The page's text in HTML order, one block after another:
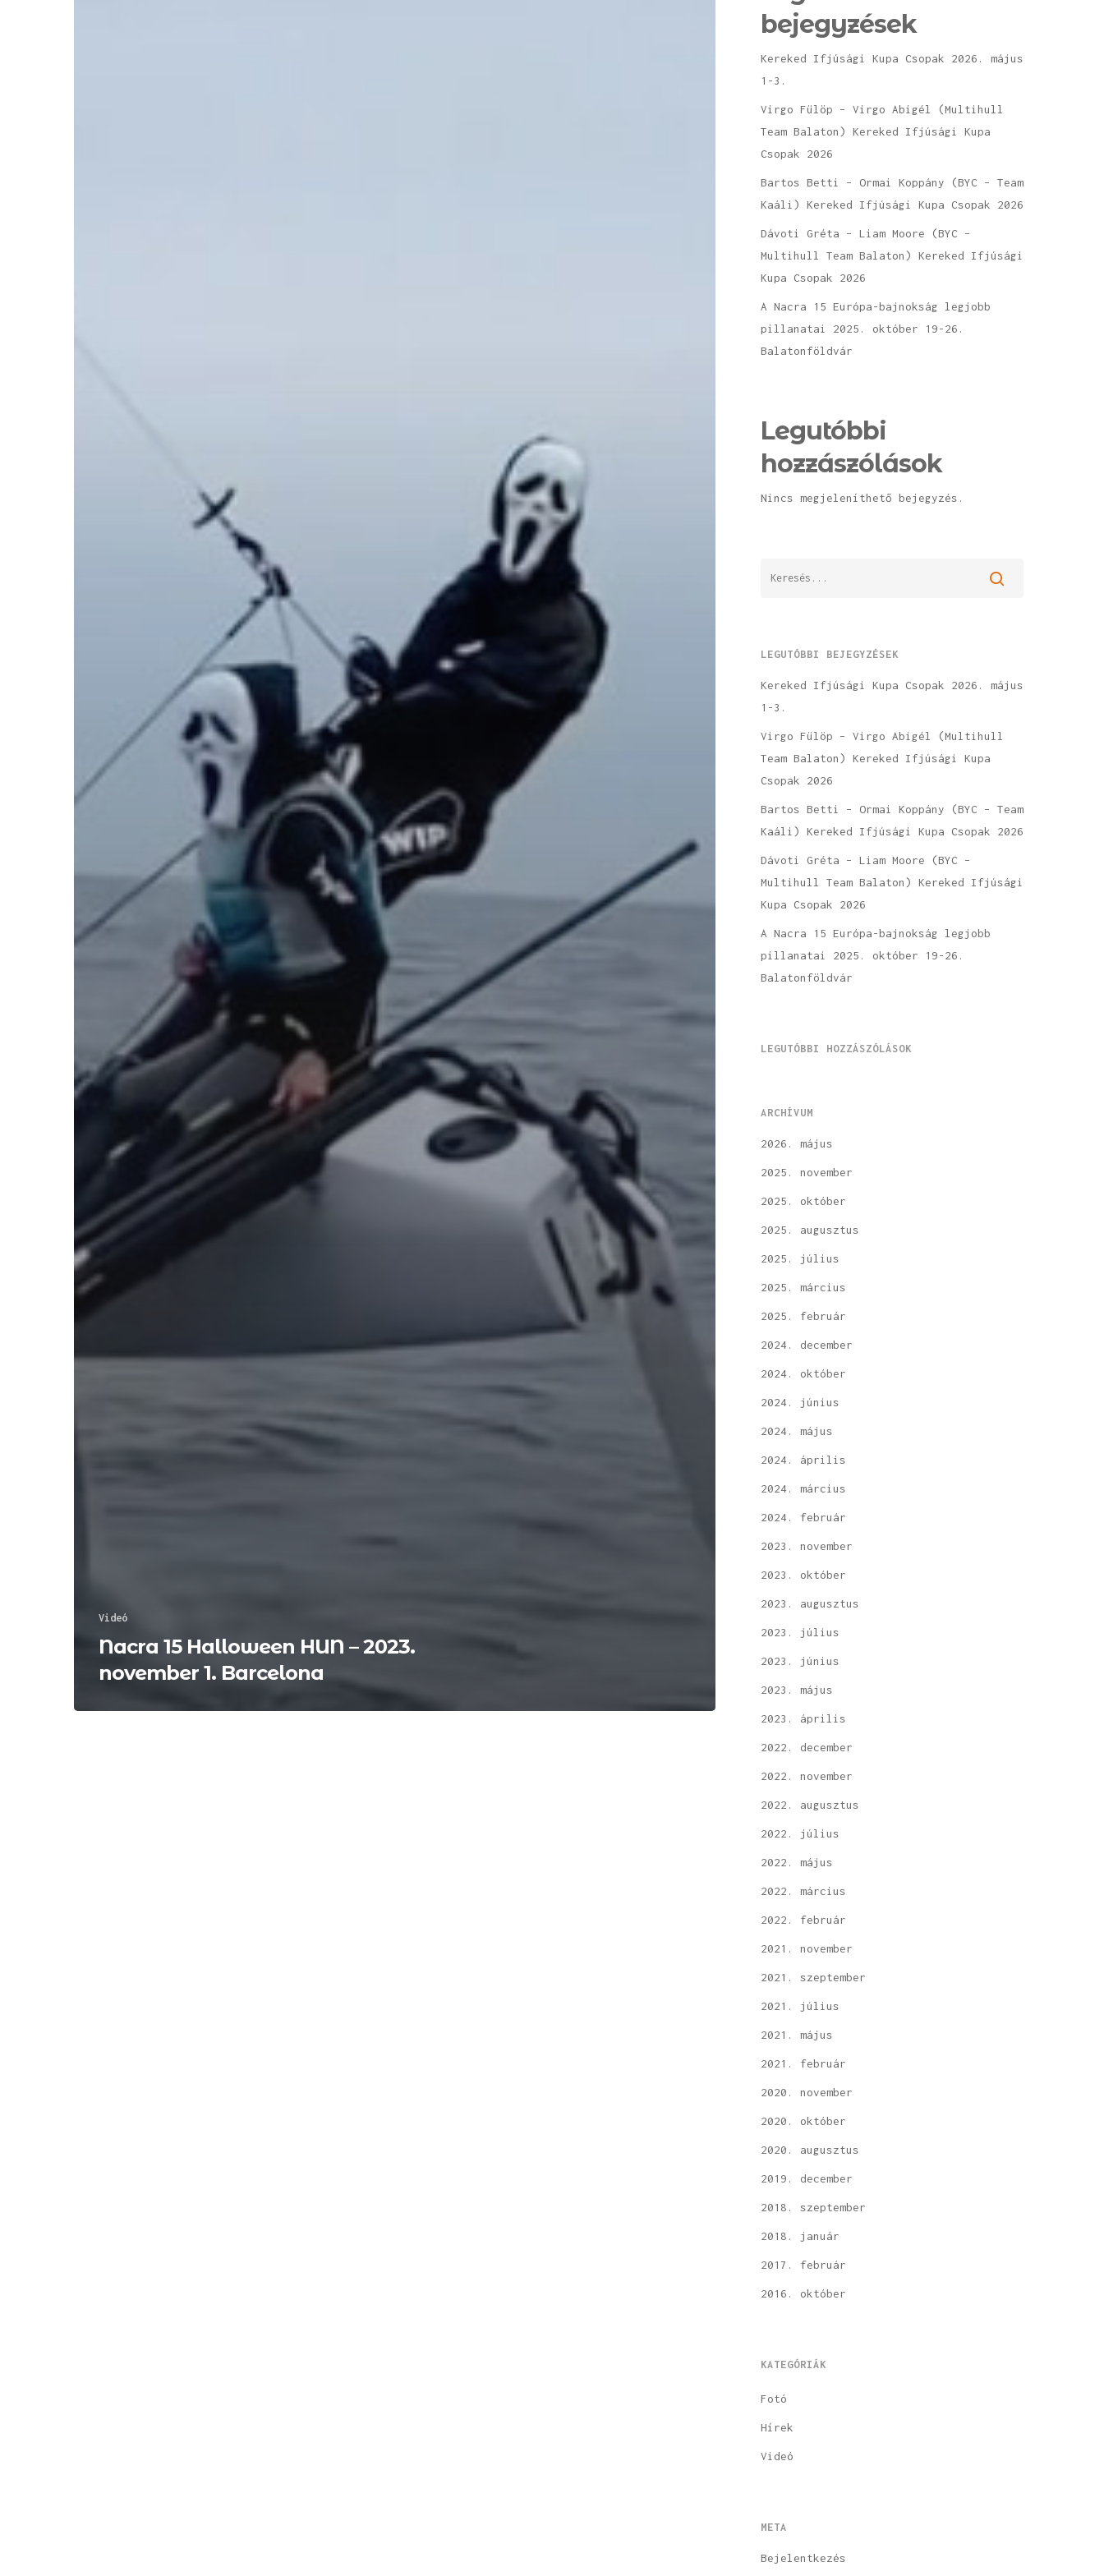
Videó
Nacra 15 Halloween HUN – 2023.
november 1. Barcelona
bejegyzések
Kereked Ifjúsági Kupa Csopak 2026. május
1-3.
Virgo Fülöp – Virgo Abigél (Multihull
Team Balaton) Kereked Ifjúsági Kupa
Csopak 2026
Bartos Betti – Ormai Koppány (BYC – Team
Kaáli) Kereked Ifjúsági Kupa Csopak 2026
Dávoti Gréta – Liam Moore (BYC –
Multihull Team Balaton) Kereked Ifjúsági
Kupa Csopak 2026
A Nacra 15 Európa-bajnokság legjobb
pillanatai 2025. október 19-26.
Balatonföldvár
Legutóbbi
hozzászólások
Nincs megjeleníthető bejegyzés.
LEGUTÓBBI BEJEGYZÉSEK
Kereked Ifjúsági Kupa Csopak 2026. május
1-3.
Virgo Fülöp – Virgo Abigél (Multihull
Team Balaton) Kereked Ifjúsági Kupa
Csopak 2026
Bartos Betti – Ormai Koppány (BYC – Team
Kaáli) Kereked Ifjúsági Kupa Csopak 2026
Dávoti Gréta – Liam Moore (BYC –
Multihull Team Balaton) Kereked Ifjúsági
Kupa Csopak 2026
A Nacra 15 Európa-bajnokság legjobb
pillanatai 2025. október 19-26.
Balatonföldvár
LEGUTÓBBI HOZZÁSZÓLÁSOK
ARCHÍVUM
2026. május
2025. november
2025. október
2025. augusztus
2025. július
2025. március
2025. február
2024. december
2024. október
2024. június
2024. május
2024. április
2024. március
2024. február
2023. november
2023. október
2023. augusztus
2023. július
2023. június
2023. május
2023. április
2022. december
2022. november
2022. augusztus
2022. július
2022. május
2022. március
2022. február
2021. november
2021. szeptember
2021. július
2021. május
2021. február
2020. november
2020. október
2020. augusztus
2019. december
2018. szeptember
2018. január
2017. február
2016. október
KATEGÓRIÁK
Fotó
Hírek
Videó
META
Bejelentkezés